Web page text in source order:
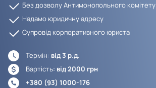
Без дозволу Антимонопольного комітету
Надамо юридичну адресу
Супровід корпоративного юриста
Термін: від 3 р.д.
Вартість: від 2000 грн
+380 (93) 1000-176